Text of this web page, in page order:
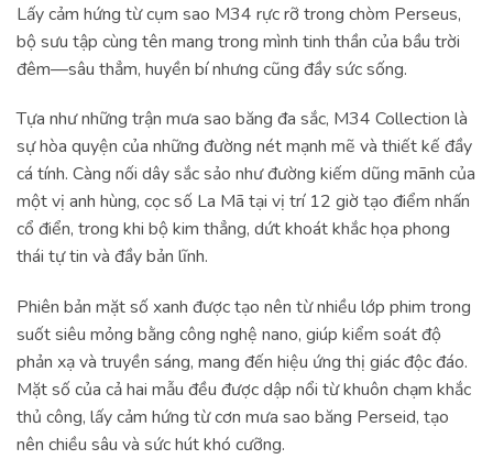
Lấy cảm hứng từ cụm sao M34 rực rỡ trong chòm Perseus,
bộ sưu tập cùng tên mang trong mình tinh thần của bầu trời
đêm—sâu thẳm, huyền bí nhưng cũng đầy sức sống.
Tựa như những trận mưa sao băng đa sắc, M34 Collection là
sự hòa quyện của những đường nét mạnh mẽ và thiết kế đầy
cá tính. Càng nối dây sắc sảo như đường kiếm dũng mãnh của
một vị anh hùng, cọc số La Mã tại vị trí 12 giờ tạo điểm nhấn
cổ điển, trong khi bộ kim thẳng, dứt khoát khắc họa phong
thái tự tin và đầy bản lĩnh.
Phiên bản mặt số xanh được tạo nên từ nhiều lớp phim trong
suốt siêu mỏng bằng công nghệ nano, giúp kiểm soát độ
phản xạ và truyền sáng, mang đến hiệu ứng thị giác độc đáo.
Mặt số của cả hai mẫu đều được dập nổi từ khuôn chạm khắc
thủ công, lấy cảm hứng từ cơn mưa sao băng Perseid, tạo
nên chiều sâu và sức hút khó cưỡng.